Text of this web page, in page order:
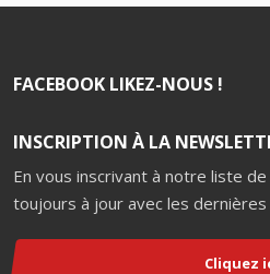
FACEBOOK LIKEZ-NOUS !
INSCRIPTION À LA
En vous inscrivant à notre liste
toujours à jour avec les dernières
Cliquez